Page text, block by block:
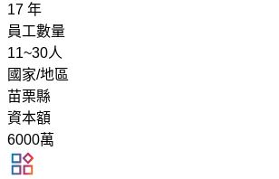
17 年
員工數量
11~30人
國家/地區
苗栗縣
資本額
6000萬